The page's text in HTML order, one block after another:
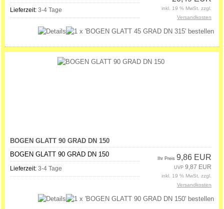
Lieferzeit: 3-4 Tage
inkl. 19 % MwSt. zzgl.
Versandkosten
BOGEN GLATT 90 GRAD DN 150
BOGEN GLATT 90 GRAD DN 150
Lieferzeit: 3-4 Tage
Ihr Preis 9,86 EUR
UVP 9,87 EUR
inkl. 19 % MwSt. zzgl.
Versandkosten